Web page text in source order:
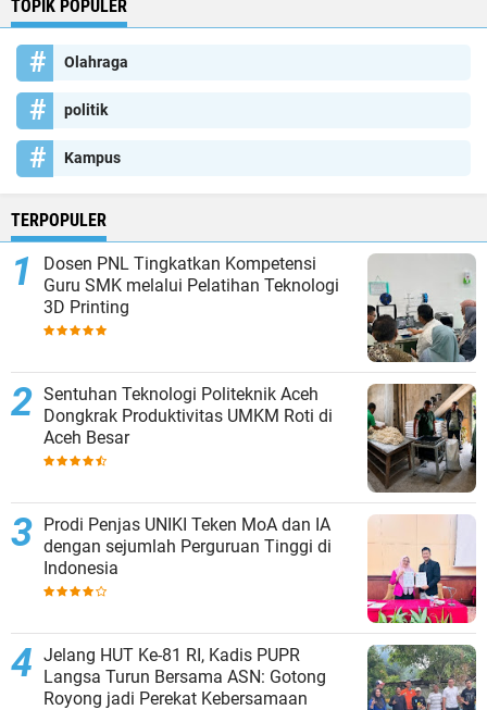
TOPIK POPULER
Olahraga
politik
Kampus
TERPOPULER
Dosen PNL Tingkatkan Kompetensi
Guru SMK melalui Pelatihan Teknologi
3D Printing
Sentuhan Teknologi Politeknik Aceh
Dongkrak Produktivitas UMKM Roti di
Aceh Besar
Prodi Penjas UNIKI Teken MoA dan IA
dengan sejumlah Perguruan Tinggi di
Indonesia
Jelang HUT Ke-81 RI, Kadis PUPR
Langsa Turun Bersama ASN: Gotong
Royong jadi Perekat Kebersamaan